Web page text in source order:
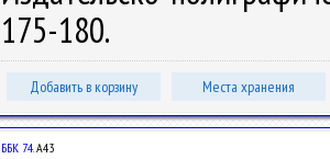
175-180.
Добавить в корзину Места хранения
ББК 74.А43